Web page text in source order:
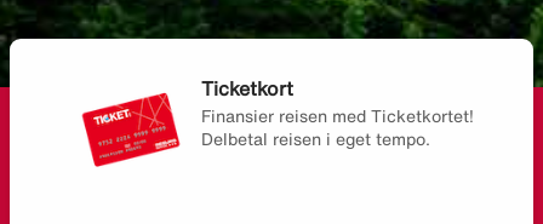
Ticketkort
Finansier reisen med Ticketkortet!
Delbetal reisen i eget tempo.